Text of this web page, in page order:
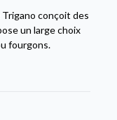
conçoit des
un large choix
fourgons.